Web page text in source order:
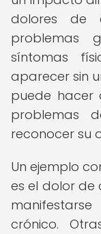
dolores de
problemas
síntomas
aparecer sin
puede hacer
problemas
reconocer su
Un ejemplo
es el dolor de
crónico.